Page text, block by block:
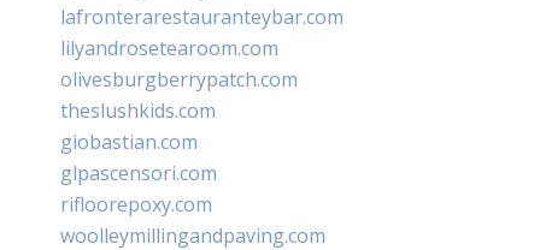
lafronterarestauranteybar.com
lilyandrosetearoom.com
olivesburgberrypatch.com
theslushkids.com
giobastian.com
glpascensori.com
rifloorepoxy.com
woolleymillingandpaving.com